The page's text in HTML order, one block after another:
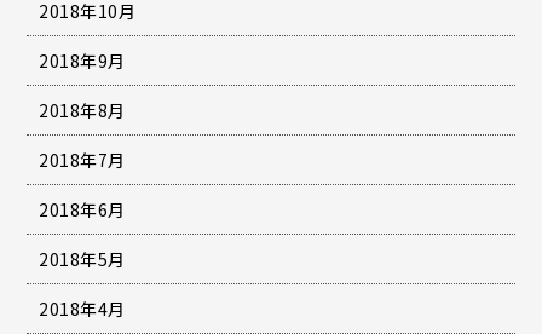
2018年10月
2018年9月
2018年8月
2018年7月
2018年6月
2018年5月
2018年4月